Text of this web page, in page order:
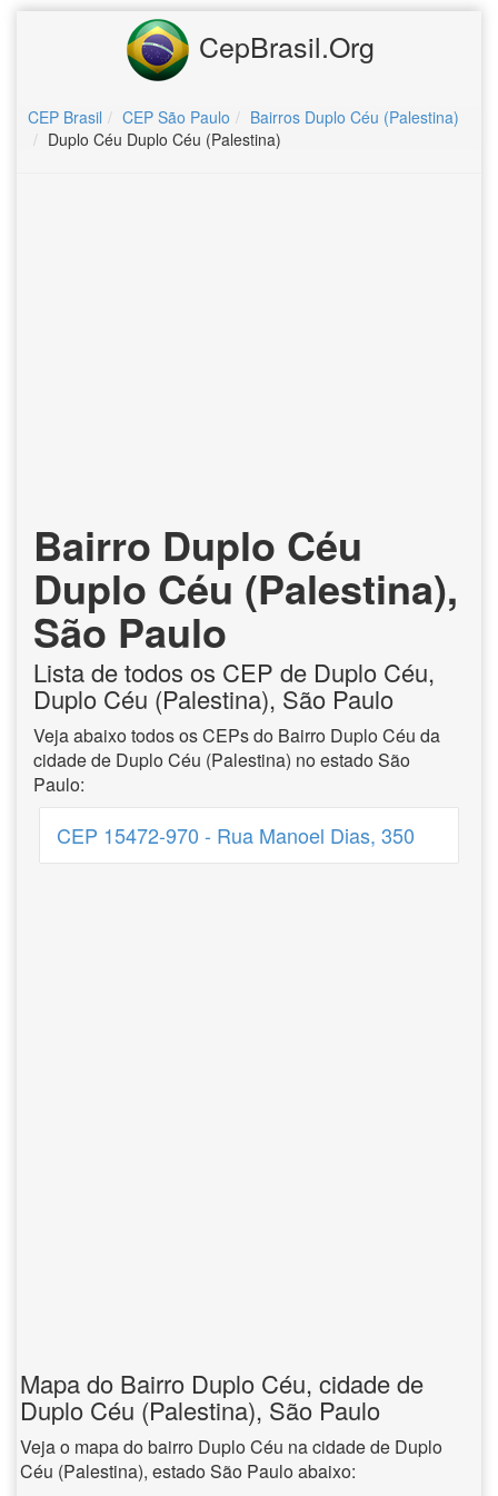
CepBrasil.Org
CEP Brasil CEP São Paulo
Bairros Duplo Céu (Palestina)
Duplo Céu Duplo Céu (Palestina)
Bairro Duplo Céu
Duplo Céu (Palestina),
São Paulo
Lista de todos os CEP de Duplo Céu,
Duplo Céu (Palestina), São Paulo
Veja abaixo todos os CEPs do Bairro Duplo Céu da
cidade de Duplo Céu (Palestina) no estado São
Paulo:
CEP 15472-970 - Rua Manoel Dias, 350
Mapa do Bairro Duplo Céu, cidade de
Duplo Céu (Palestina), São Paulo
Veja o mapa do bairro Duplo Céu na cidade de Duplo
Céu (Palestina), estado São Paulo abaixo: